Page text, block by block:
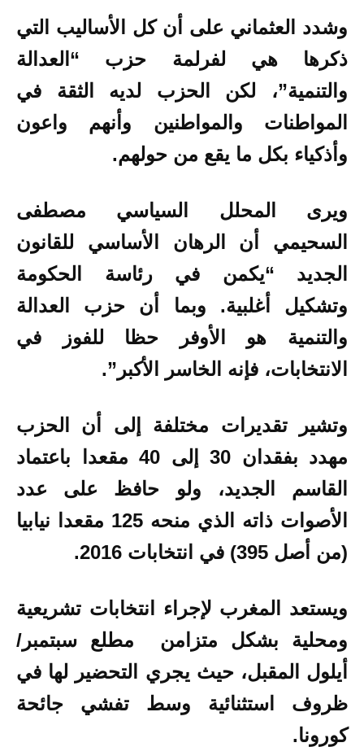
وشدد العثماني على أن كل الأساليب التي
ذكرها هي لفرلمة حزب “العدالة
والتنمية”، لكن الحزب لديه الثقة في
المواطنات والمواطنين وأنهم واعون
وأذكياء بكل ما يقع من حولهم.
ويرى المحلل السياسي مصطفى
السحيمي أن الرهان الأساسي للقانون
الجديد “يكمن في رئاسة الحكومة
وتشكيل أغلبية. وبما أن حزب العدالة
والتنمية هو الأوفر حظا للفوز في
الانتخابات، فإنه الخاسر الأكبر”.
وتشير تقديرات مختلفة إلى أن الحزب
مهدد بفقدان 30 إلى 40 مقعدا باعتماد
القاسم الجديد، ولو حافظ على عدد
الأصوات ذاته الذي منحه 125 مقعدا نيابيا
(من أصل 395) في انتخابات 2016.
ويستعد المغرب لإجراء انتخابات تشريعية
ومحلية بشكل متزامن مطلع سبتمبر/
أيلول المقبل، حيث يجري التحضير لها في
ظروف استثنائية وسط تفشي جائحة
كورونا.